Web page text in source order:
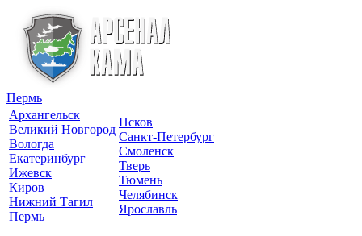
Пермь
Архангельск
Великий Новгород
Вологда
Екатеринбург
Ижевск
Киров
Нижний Тагил
Пермь
Псков
Санкт-Петербург
Смоленск
Тверь
Тюмень
Челябинск
Ярославль